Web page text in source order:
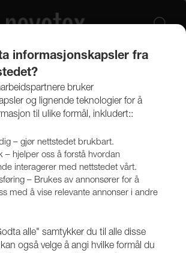
Annet tillbehør
& papp
informasjonskapsler fra
bruker
og lignende teknologier for å
til ulike formål, inkludert::
– gjør nettstedet brukbart.
– hjelper oss å forstå hvordan
interagerer med nettstedet vårt.
– Brukes av annonsører for å
med å vise relevante annonser i andre
alle" samtykker du til alle disse
også velge å angi hvilke formål du